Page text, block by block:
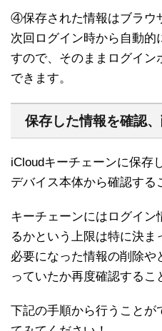
④保存された情報はブラウ
次回ログイン時から自動的
すので、そのままログイン
できます。
保存した情報を確認
iCloudキーチェーンに保存
デバイス本体から確認する
キーチェーンにはログイン
るかという上限は特に決
必要になった情報の削除や
っていたか再度確認するこ
下記の手順から行うことが